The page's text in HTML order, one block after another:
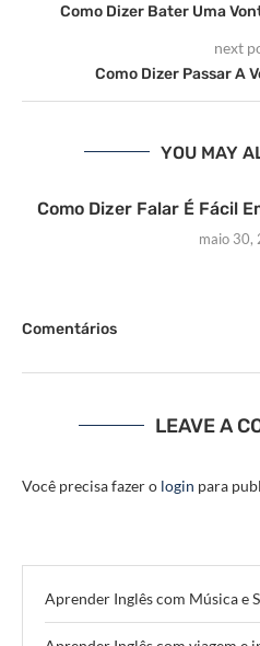
Como Dizer Bater Uma
next
Como Dizer Passar A
YOU MAY
Como Dizer Falar É Fácil
maio 30,
Comentários
LEAVE A
Você precisa fazer o login para
Aprender Inglês com Música e